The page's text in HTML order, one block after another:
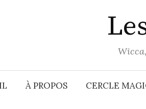
À PROPOS CERCLE